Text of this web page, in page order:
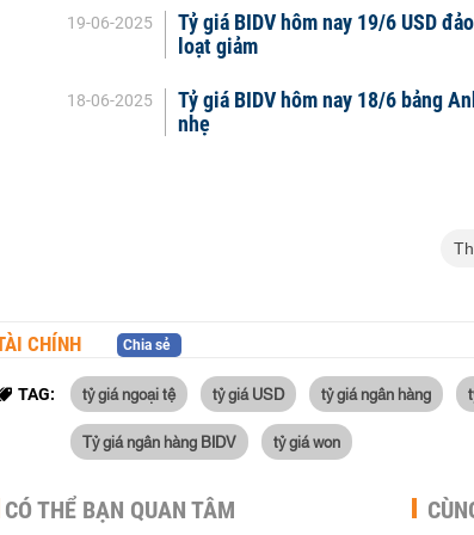
19-06-2025
Tỷ giá BIDV hôm nay 19/6 USD
loạt giảm
18-06-2025
Tỷ giá BIDV hôm nay 18/6 bảng
nhẹ
CHÍNH Chia sẻ
TAG: tỷ giá ngoại tệ tỷ giá USD tỷ giá ngân hàng
Tỷ giá ngân hàng BIDV tỷ giá won
CÓ THỂ BẠN QUAN TÂM